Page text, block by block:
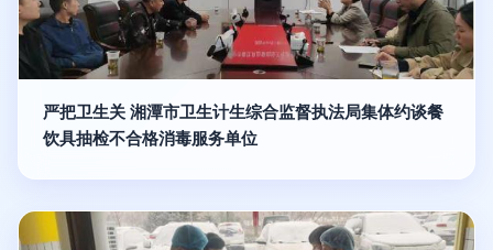
严把卫生关 湘潭市卫生计生综合监督执法局集体约谈餐
饮具抽检不合格消毒服务单位